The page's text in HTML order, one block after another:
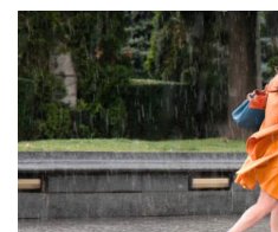
उ
न
मौ
स
द्को
आ
ग्र
ह
को
घ
ट
ना
प्र
ने
पा
ल
ले